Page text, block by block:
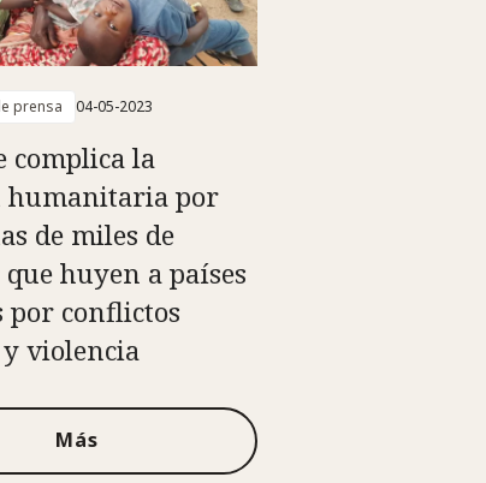
prensa 04-05-2023
complica la
humanitaria por
de miles de
huyen a países
por conflictos
violencia
Más